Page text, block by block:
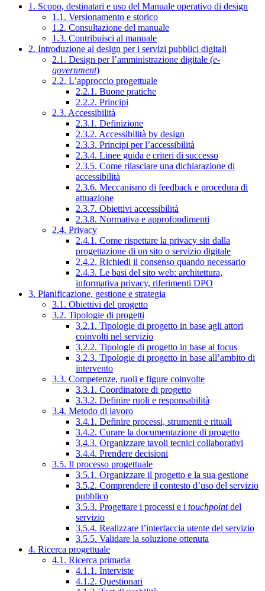
1. Scopo, destinatari e uso del Manuale operativo di design
1.1. Versionamento e storico
1.2. Consultazione del manuale
1.3. Contribuisci al manuale
2. Introduzione al design per i servizi pubblici digitali
2.1. Design per l’amministrazione digitale (e-
government)
2.2. L’approccio progettuale
2.2.1. Buone pratiche
2.2.2. Principi
2.3. Accessibilità
2.3.1. Definizione
2.3.2. Accessibilità by design
2.3.3. Principi per l’accessibilità
2.3.4. Linee guida e criteri di successo
2.3.5. Come rilasciare una dichiarazione di
accessibilità
2.3.6. Meccanismo di feedback e procedura di
attuazione
2.3.7. Obiettivi accessibilità
2.3.8. Normativa e approfondimenti
2.4. Privacy
2.4.1. Come rispettare la privacy sin dalla
progettazione di un sito o servizio digitale
2.4.2. Richiedi il consenso quando necessario
2.4.3. Le basi del sito web: architettura,
informativa privacy, riferimenti DPO
3. Pianificazione, gestione e strategia
3.1. Obiettivi del progetto
3.2. Tipologie di progetti
3.2.1. Tipologie di progetto in base agli attori
coinvolti nel servizio
3.2.2. Tipologie di progetto in base al focus
3.2.3. Tipologie di progetto in base all’ambito di
intervento
3.3. Competenze, ruoli e figure coinvolte
3.3.1. Coordinatore di progetto
3.3.2. Definire ruoli e responsabilità
3.4. Metodo di lavoro
3.4.1. Definire processi, strumenti e rituali
3.4.2. Curare la documentazione di progetto
3.4.3. Organizzare tavoli tecnici collaborativi
3.4.4. Prendere decisioni
3.5. Il processo progettuale
3.5.1. Organizzare il progetto e la sua gestione
3.5.2. Comprendere il contesto d’uso del servizio
pubblico
3.5.3. Progettare i processi e i touchpointdel
servizio
3.5.4. Realizzare l’interfaccia utente del servizio
3.5.5. Validare la soluzione ottenuta
4. Ricerca progettuale
4.1. Ricerca primaria
4.1.1. Interviste
4.1.2. Questionari